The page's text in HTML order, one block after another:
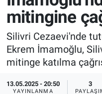
mitingine
Silivri Cezaevi'nde
Ekrem İmamoğlu,
mitinge katılma
13.05.2025 - 20:50
YAYINLANMA
3
Bilim ve Teknoloji
Doğa Konuşuyor
Dünya
Ege Saati
Teknoloji
Sağlık
Spor
Yayın Akışı
Süper Lig Puan
Tüm Manşetler
Son Dakika
Haber Arşivi